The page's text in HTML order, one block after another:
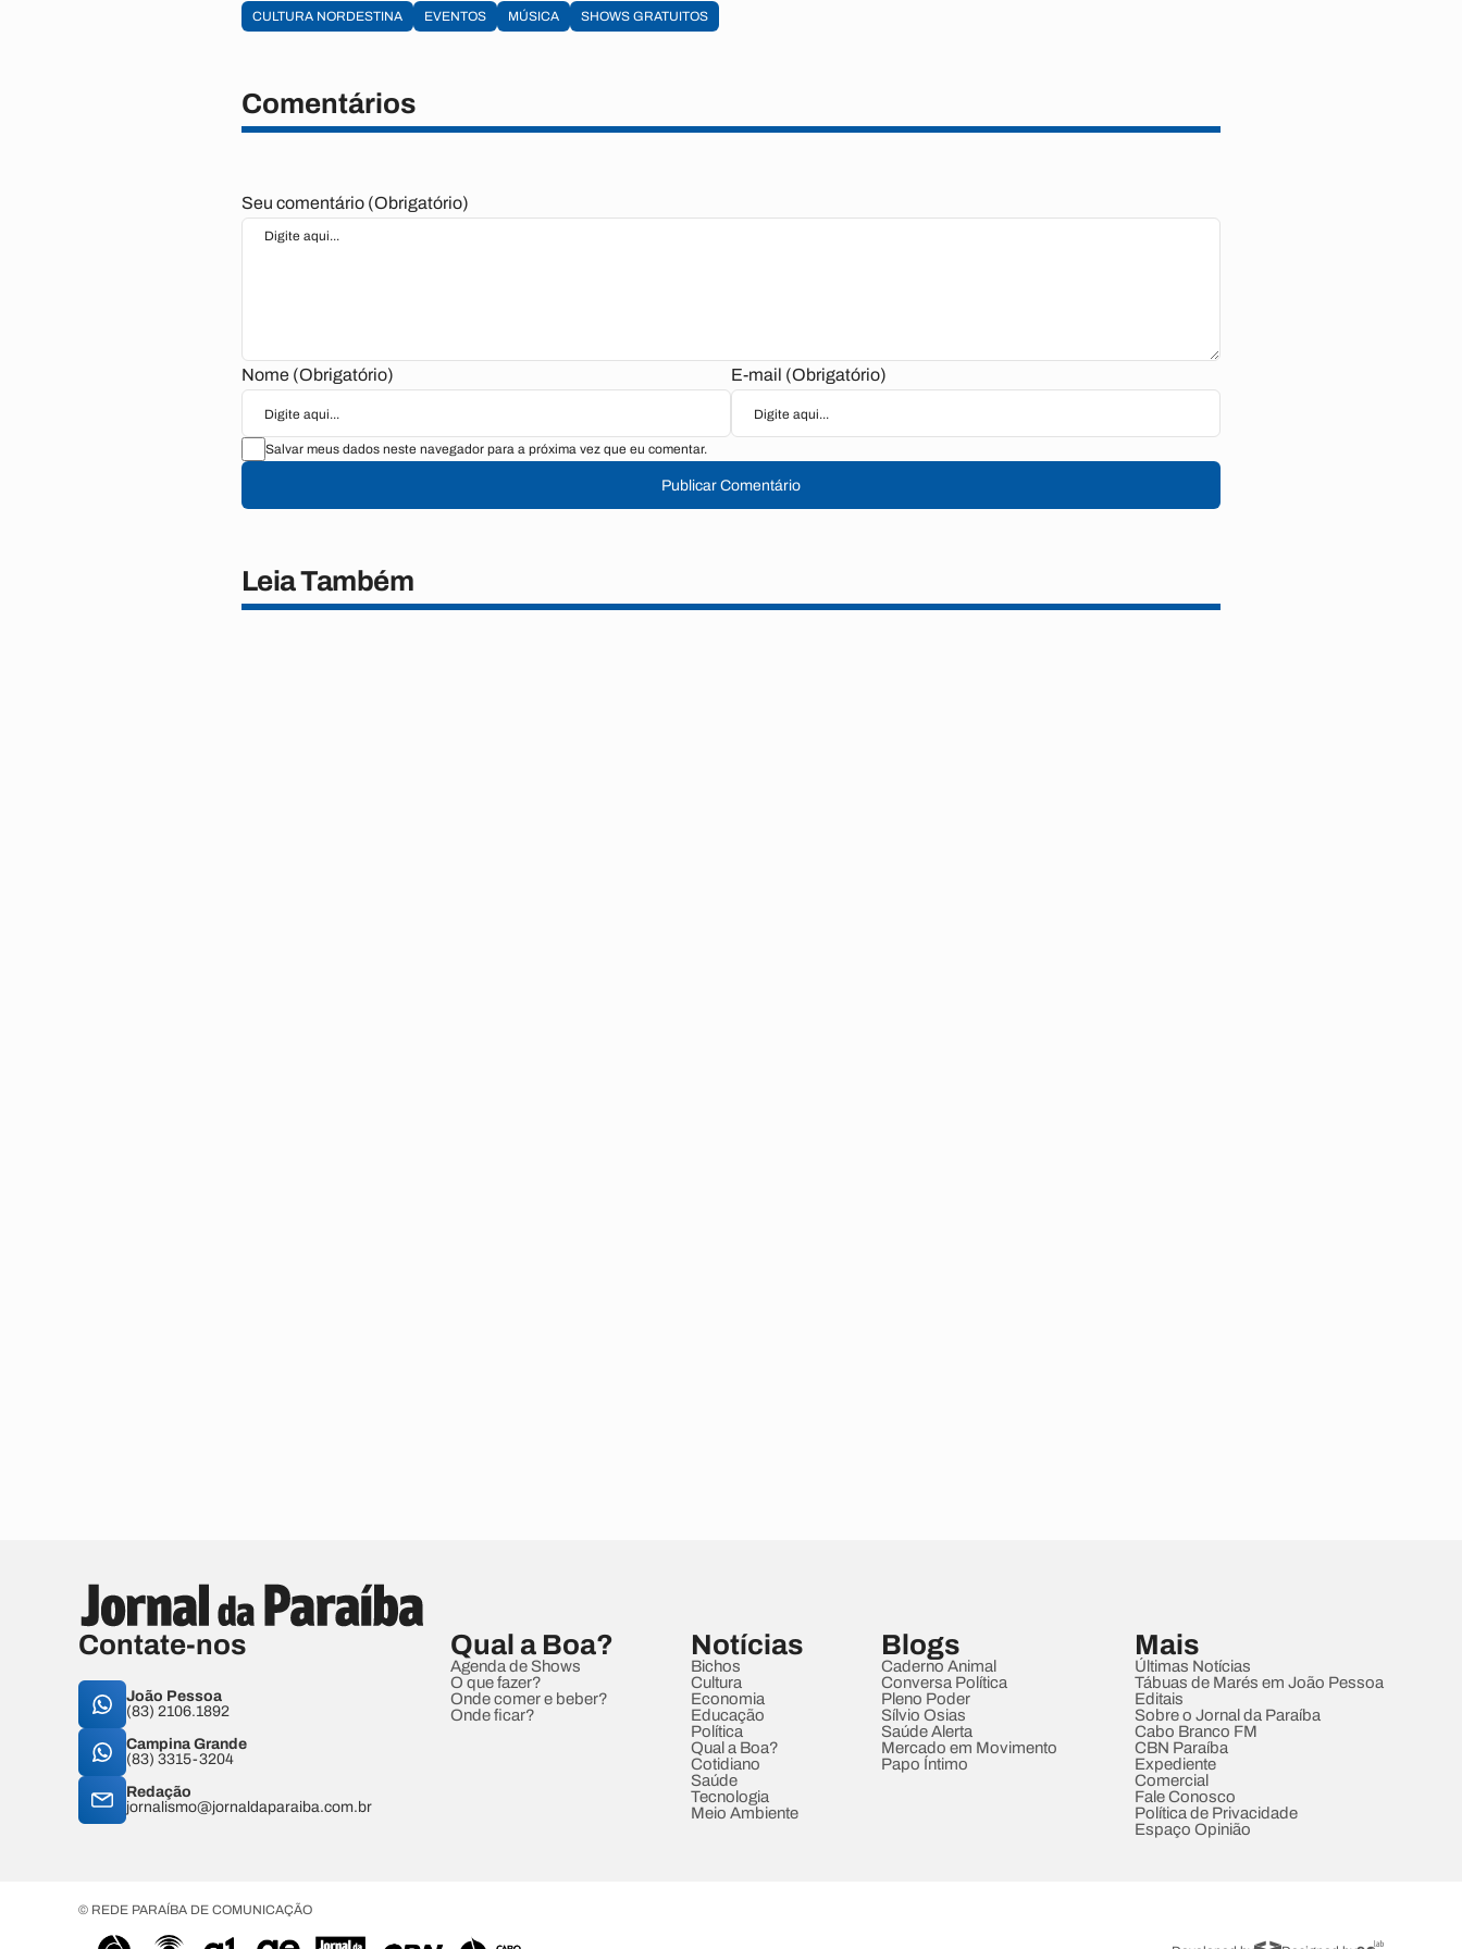
CULTURA NORDESTINA EVENTOS MÚSICA SHOWS GRATUITOS
Comentários
Seu comentário (Obrigatório)
Nome (Obrigatório) E-mail (Obrigatório)
Salvar meus dados neste navegador para a próxima vez que eu comentar.
Publicar Comentário
Leia Também
Contate-nos
João Pessoa
(83) 2106.1892
Campina Grande
(83) 3315-3204
Redação
jornalismo@jornaldaparaiba.com.br
Qual a Boa?
Agenda de Shows
O que fazer?
Onde comer e beber?
Onde ficar?
Notícias
Bichos
Cultura
Economia
Educação
Política
Qual a Boa?
Cotidiano
Saúde
Tecnologia
Meio Ambiente
Blogs
Caderno Animal
Conversa Política
Pleno Poder
Sílvio Osias
Saúde Alerta
Mercado em Movimento
Papo Íntimo
Mais
Últimas Notícias
Tábuas de Marés em João Pessoa
Editais
Sobre o Jornal da Paraíba
Cabo Branco FM
CBN Paraíba
Expediente
Comercial
Fale Conosco
Política de Privacidade
Espaço Opinião
© REDE PARAÍBA DE COMUNICAÇÃO